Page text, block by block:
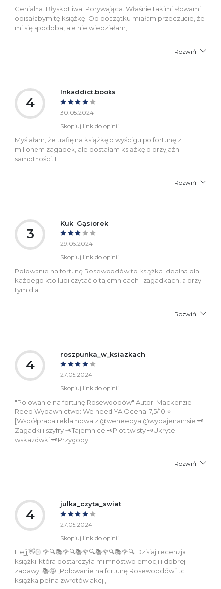
Genialna. Błyskotliwa. Porywająca. Właśnie takimi słowami
opisałabym tę książkę. Od początku miałam przeczucie, że
mi się spodoba, ale nie wiedziałam,
Rozwiń
4
Inkaddict.books
30.05.2024
Skopiuj link do opinii
Myślałam, że trafię na książkę o wyścigu po fortunę z
milionem zagadek, ale dostałam książkę o przyjaźni i
samotności. I
Rozwiń
3
Kuki Gąsiorek
29.05.2024
Skopiuj link do opinii
Polowanie na fortunę Rosewoodów to książka idealna dla
każdego kto lubi czytać o tajemnicach i zagadkach, a przy
tym dla
Rozwiń
4
roszpunka_w_ksiazkach
27.05.2024
Skopiuj link do opinii
"Polowanie na fortunę Rosewoodów" Autor: Mackenzie
Reed Wydawnictwo: We need YA Ocena: 7,5/10 ⭐️
[Współpraca reklamowa z @weneedya @wydajenamsie 🗝️
Zagadki i szyfry 🗝️Tajemnice 🗝️Plot twisty 🗝️Ukryte
wskazówki 🗝️Przygody
Rozwiń
4
julka_czyta_swiat
27.05.2024
Skopiuj link do opinii
Hejjj👋🏻 🌹🔍📚🌹🔍📚🌹🔍📚🌹🔍📚🌹🔍 Dzisiaj recenzja
książki, która dostarczyła mi mnóstwo emocji i dobrej
zabawy! 📚🤪 „Polowanie na fortunę Rosewoodów” to
książka pełna zwrotów akcji,